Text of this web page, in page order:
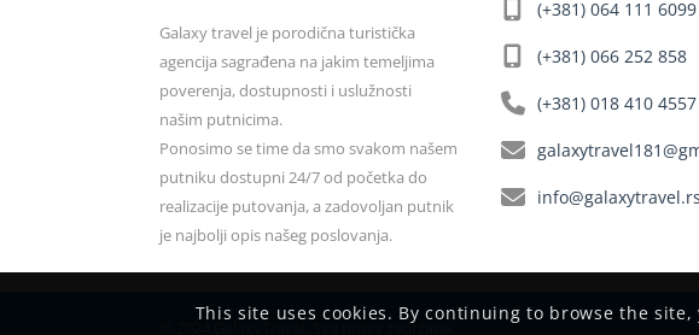
Galaxy travel je porodična turistička
agencija sagrađena na jakim temeljima
poverenja, dostupnosti i uslužnosti
našim putnicima.
Ponosimo se time da smo svakom našem
putniku dostupni 24/7 od početka do
realizacije putovanja, a zadovoljan putnik
je najbolji opis našeg poslovanja.
(+381) 064 111 6099
(+381) 066 252 858
(+381) 018 410 4557
info@galaxytravel.rs
© 2024 GalaxyTravel. Sva prava zadržana.
This site uses cookies. By continuing to browse the